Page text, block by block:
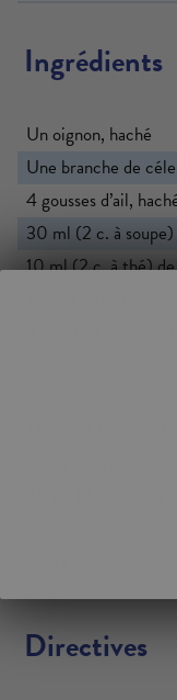
Ingrédients
Un oignon, haché
Une branche de
4 gousses d’ail,
30 ml (2 c. à
10 ml (2 c. à thé)
Directives